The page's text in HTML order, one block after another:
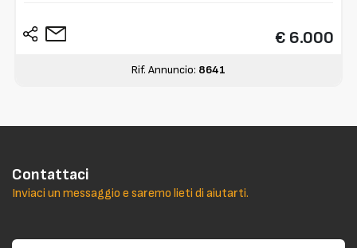
€ 6.000
Rif. Annuncio: 8641
Contattaci
Inviaci un messaggio e saremo lieti di aiutarti.